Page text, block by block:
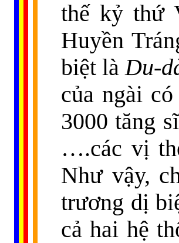
thế kỷ thứ
Huyền
biệt làDu-
của ngài
3000 tăng
….các vị
Như vậy,
trương dị
cả hai hệ